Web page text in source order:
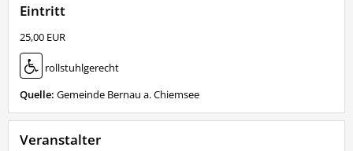
Eintritt
25,00 EUR
rollstuhlgerecht
Quelle: Gemeinde Bernau a. Chiemsee
Veranstalter